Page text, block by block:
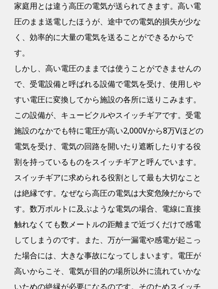
家庭用とは違う高圧の電気が送られてきます。高い電
圧のまま送電したほうが、途中での電気的損失が少な
く、効率的に大量の電気を送ることができるからで
す。
しかし、高い電圧のままでは使うことができませんの
で、受電設備と呼ばれる設備で電気を受け、使用しや
すい電圧に変換してから施設の各所に送りこみます。
この設備が、キュービクルやスイッチギアです。受電
施設のなかでも特に電圧が高い2,000Vから8万Vほどの
電気を受け、電気の回路を開いたり遮断したりする役
割を持っているものをスイッチギアと呼んでいます。
スイッチギアに求められる役割として最も大切なこと
は絶縁です。なぜなら高圧の電気は大変危険だからで
す。数万ボルトに及ぶような電気の場合、電線に直接
触れなくても数メートルの距離まで近づくだけで感電
してしまうのです。また、万が一漏電や感電が起こっ
た場合には、大きな事故になってしまいます。電圧が
高いからこそ、電気が目的の場所以外に流れていかな
いための絶縁が必要になるのです。そのためスイッチ